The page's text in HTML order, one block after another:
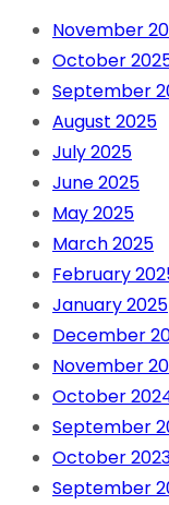
November
October
September
August 2025
July 2025
June 2025
May 2025
March 2025
February
January 2025
December
November
October
September
October
September